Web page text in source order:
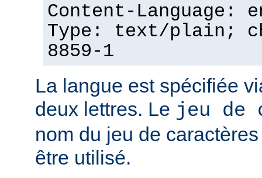
Content-Language:
Type: text/plain;
8859-1
La langue est spécifiée
deux lettres. Le jeu de
nom du jeu de
être utilisé.